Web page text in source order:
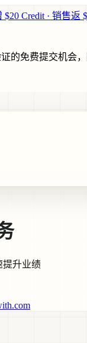
Credit · 销售返
的免费提交机会
提升业绩